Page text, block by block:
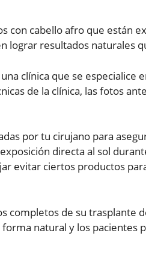
con cabello afro que están
lograr resultados naturales
clínica que se
de la clínica, las fotos
por tu cirujano para
directa al sol
evitar ciertos productos
de su trasplante
natural y los pacientes